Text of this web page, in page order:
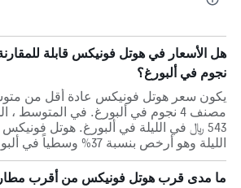
نجوم في ألبورغ؟
يكون سعر هوتل فونيكس عادة أقل من
مصنف 4 نجوم في ألبورغ. في المتوسط
الليلة وهو أرخص بنسبة 37% وسطياً في ألبورغ.
ما مدى قرب هوتل فونيكس من أقرب